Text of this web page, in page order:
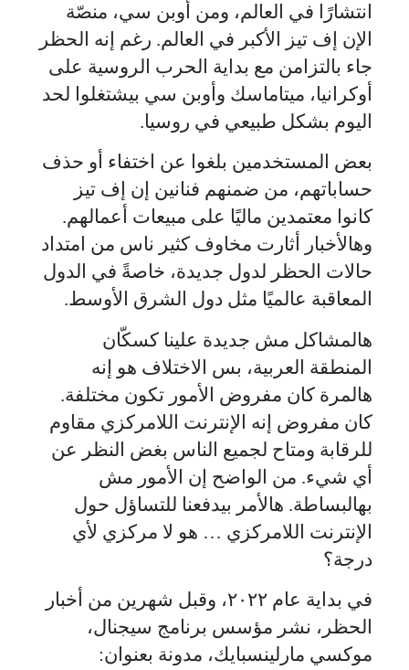
انتشارًا في العالم، ومن أوبن سي، منصّة
الإن إف تيز الأكبر في العالم. رغم إنه الحظر
جاء بالتزامن مع بداية الحرب الروسية على
أوكرانيا، ميتاماسك وأوبن سي بيشتغلوا لحد
اليوم بشكل طبيعي في روسيا.
بعض المستخدمين بلغوا عن اختفاء أو حذف
حساباتهم، من ضمنهم فنانين إن إف تيز
كانوا معتمدين ماليًا على مبيعات أعمالهم.
وهالأخبار أثارت مخاوف كثير ناس من امتداد
حالات الحظر لدول جديدة، خاصةً في الدول
المعاقبة عالميًا مثل دول الشرق الأوسط.
هالمشاكل مش جديدة علينا كسكّان
المنطقة العربية، بس الاختلاف هو إنه
هالمرة كان مفروض الأمور تكون مختلفة.
كان مفروض إنه الإنترنت اللامركزي مقاوم
للرقابة ومتاح لجميع الناس بغض النظر عن
أي شيء. من الواضح إن الأمور مش
بهالبساطة. هالأمر بيدفعنا للتساؤل حول
الإنترنت اللامركزي … هو لا مركزي لأي
درجة؟
في بداية عام ٢٠٢٢، وقبل شهرين من أخبار
الحظر، نشر مؤسس برنامج سيجنال،
موكسي مارلينسبايك، مدونة بعنوان: